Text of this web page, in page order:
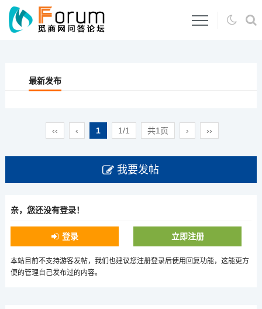
最新发布
‹‹ ‹ 1 1/1 共1页 › ››
我要发帖
亲，您还没有登录！
登录 立即注册
本站目前不支持游客发帖，我们也建议您注册登录后使用回复功能，这能更方
便的管理自己发布过的内容。